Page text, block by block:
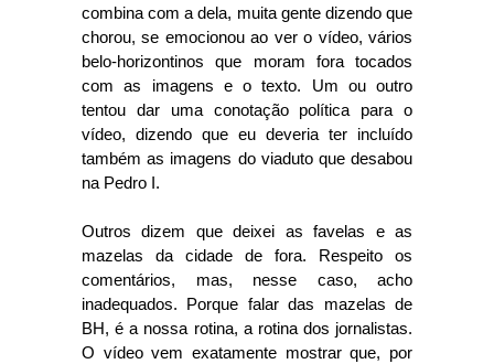
combina com a dela, muita gente dizendo que
chorou, se emocionou ao ver o vídeo, vários
belo-horizontinos que moram fora tocados
com as imagens e o texto. Um ou outro
tentou dar uma conotação política para o
vídeo, dizendo que eu deveria ter incluído
também as imagens do viaduto que desabou
na Pedro I.
Outros dizem que deixei as favelas e as
mazelas da cidade de fora. Respeito os
comentários, mas, nesse caso, acho
inadequados. Porque falar das mazelas de
BH, é a nossa rotina, a rotina dos jornalistas.
O vídeo vem exatamente mostrar que, por